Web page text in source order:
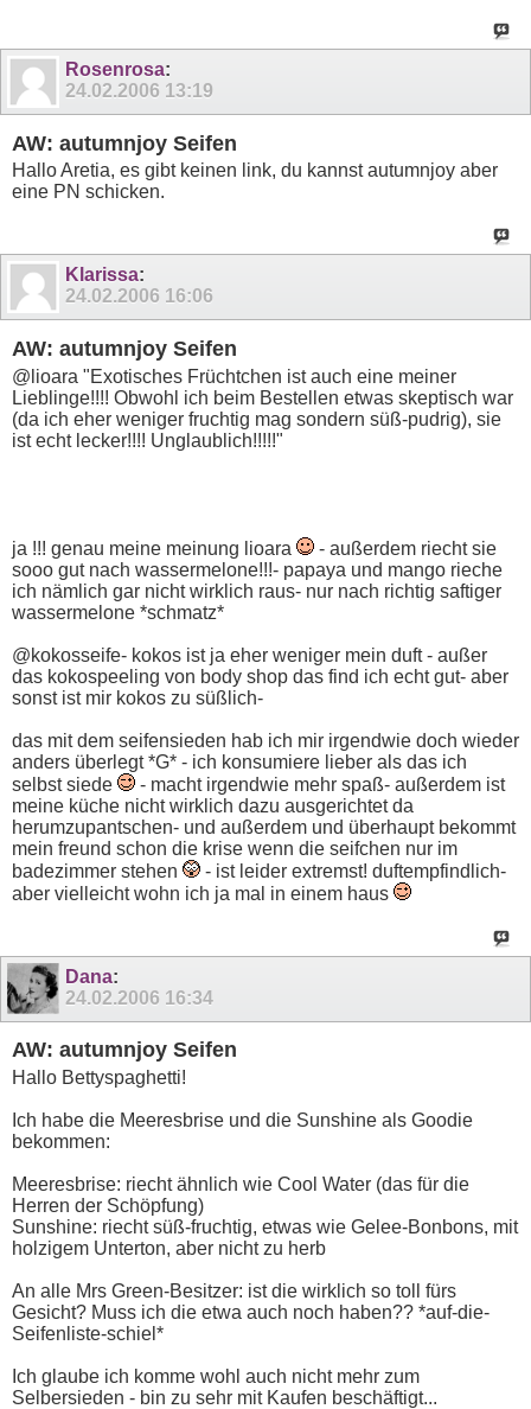
Rosenrosa:
24.02.2006 13:19
AW: autumnjoy Seifen
Hallo Aretia, es gibt keinen link, du kannst autumnjoy aber
eine PN schicken.
Klarissa:
24.02.2006 16:06
AW: autumnjoy Seifen
@lioara "Exotisches Früchtchen ist auch eine meiner
Lieblinge!!!! Obwohl ich beim Bestellen etwas skeptisch war
(da ich eher weniger fruchtig mag sondern süß-pudrig), sie
ist echt lecker!!!! Unglaublich!!!!!"
ja !!! genau meine meinung lioara
- außerdem riecht sie
sooo gut nach wassermelone!!!- papaya und mango rieche
ich nämlich gar nicht wirklich raus- nur nach richtig saftiger
wassermelone *schmatz*
@kokosseife- kokos ist ja eher weniger mein duft - außer
das kokospeeling von body shop das find ich echt gut- aber
sonst ist mir kokos zu süßlich-
das mit dem seifensieden hab ich mir irgendwie doch wieder
anders überlegt *G* - ich konsumiere lieber als das ich
selbst siede
- macht irgendwie mehr spaß- außerdem ist
meine küche nicht wirklich dazu ausgerichtet da
herumzupantschen- und außerdem und überhaupt bekommt
mein freund schon die krise wenn die seifchen nur im
badezimmer stehen
- ist leider extremst! duftempfindlich-
aber vielleicht wohn ich ja mal in einem haus
Dana:
24.02.2006 16:34
AW: autumnjoy Seifen
Hallo Bettyspaghetti!
Ich habe die Meeresbrise und die Sunshine als Goodie
bekommen:
Meeresbrise: riecht ähnlich wie Cool Water (das für die
Herren der Schöpfung)
Sunshine: riecht süß-fruchtig, etwas wie Gelee-Bonbons, mit
holzigem Unterton, aber nicht zu herb
An alle Mrs Green-Besitzer: ist die wirklich so toll fürs
Gesicht? Muss ich die etwa auch noch haben?? *auf-die-
Seifenliste-schiel*
Ich glaube ich komme wohl auch nicht mehr zum
Selbersieden - bin zu sehr mit Kaufen beschäftigt...